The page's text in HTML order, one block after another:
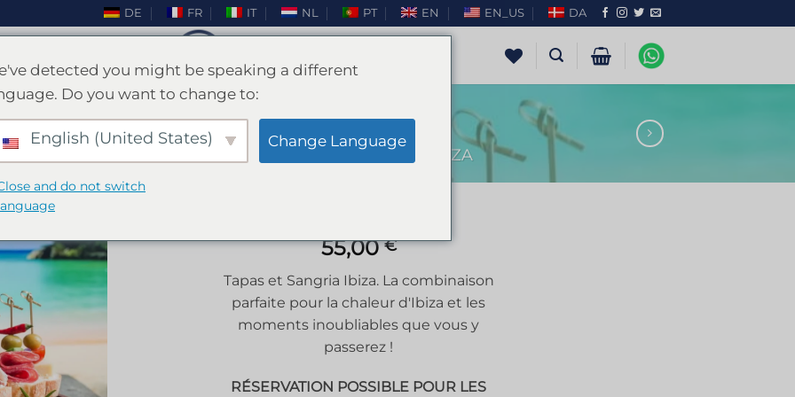
DE FR IT NL PT EN EN_US DA
Tapas et Sangria Ibiza
/ ENTERREMENT DE VIE DE JEUNE FILLE À IBIZA
à la liste
de
55,00€
Tapas et Sangria Ibiza. La combinaison
parfaite pour la chaleur d'Ibiza et les
moments inoubliables que vous y
passerez !
RÉSERVATION POSSIBLE POUR LES
detected you might be speaking a different
Do you want to change to:
English (United States) Change Language
and do not switch